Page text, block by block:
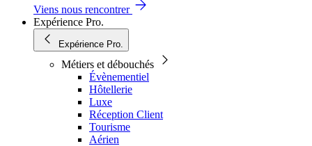
Viens nous rencontrer
Expérience Pro.
Expérience Pro.
Métiers et débouchés
Évènementiel
Hôtellerie
Luxe
Réception Client
Tourisme
Aérien